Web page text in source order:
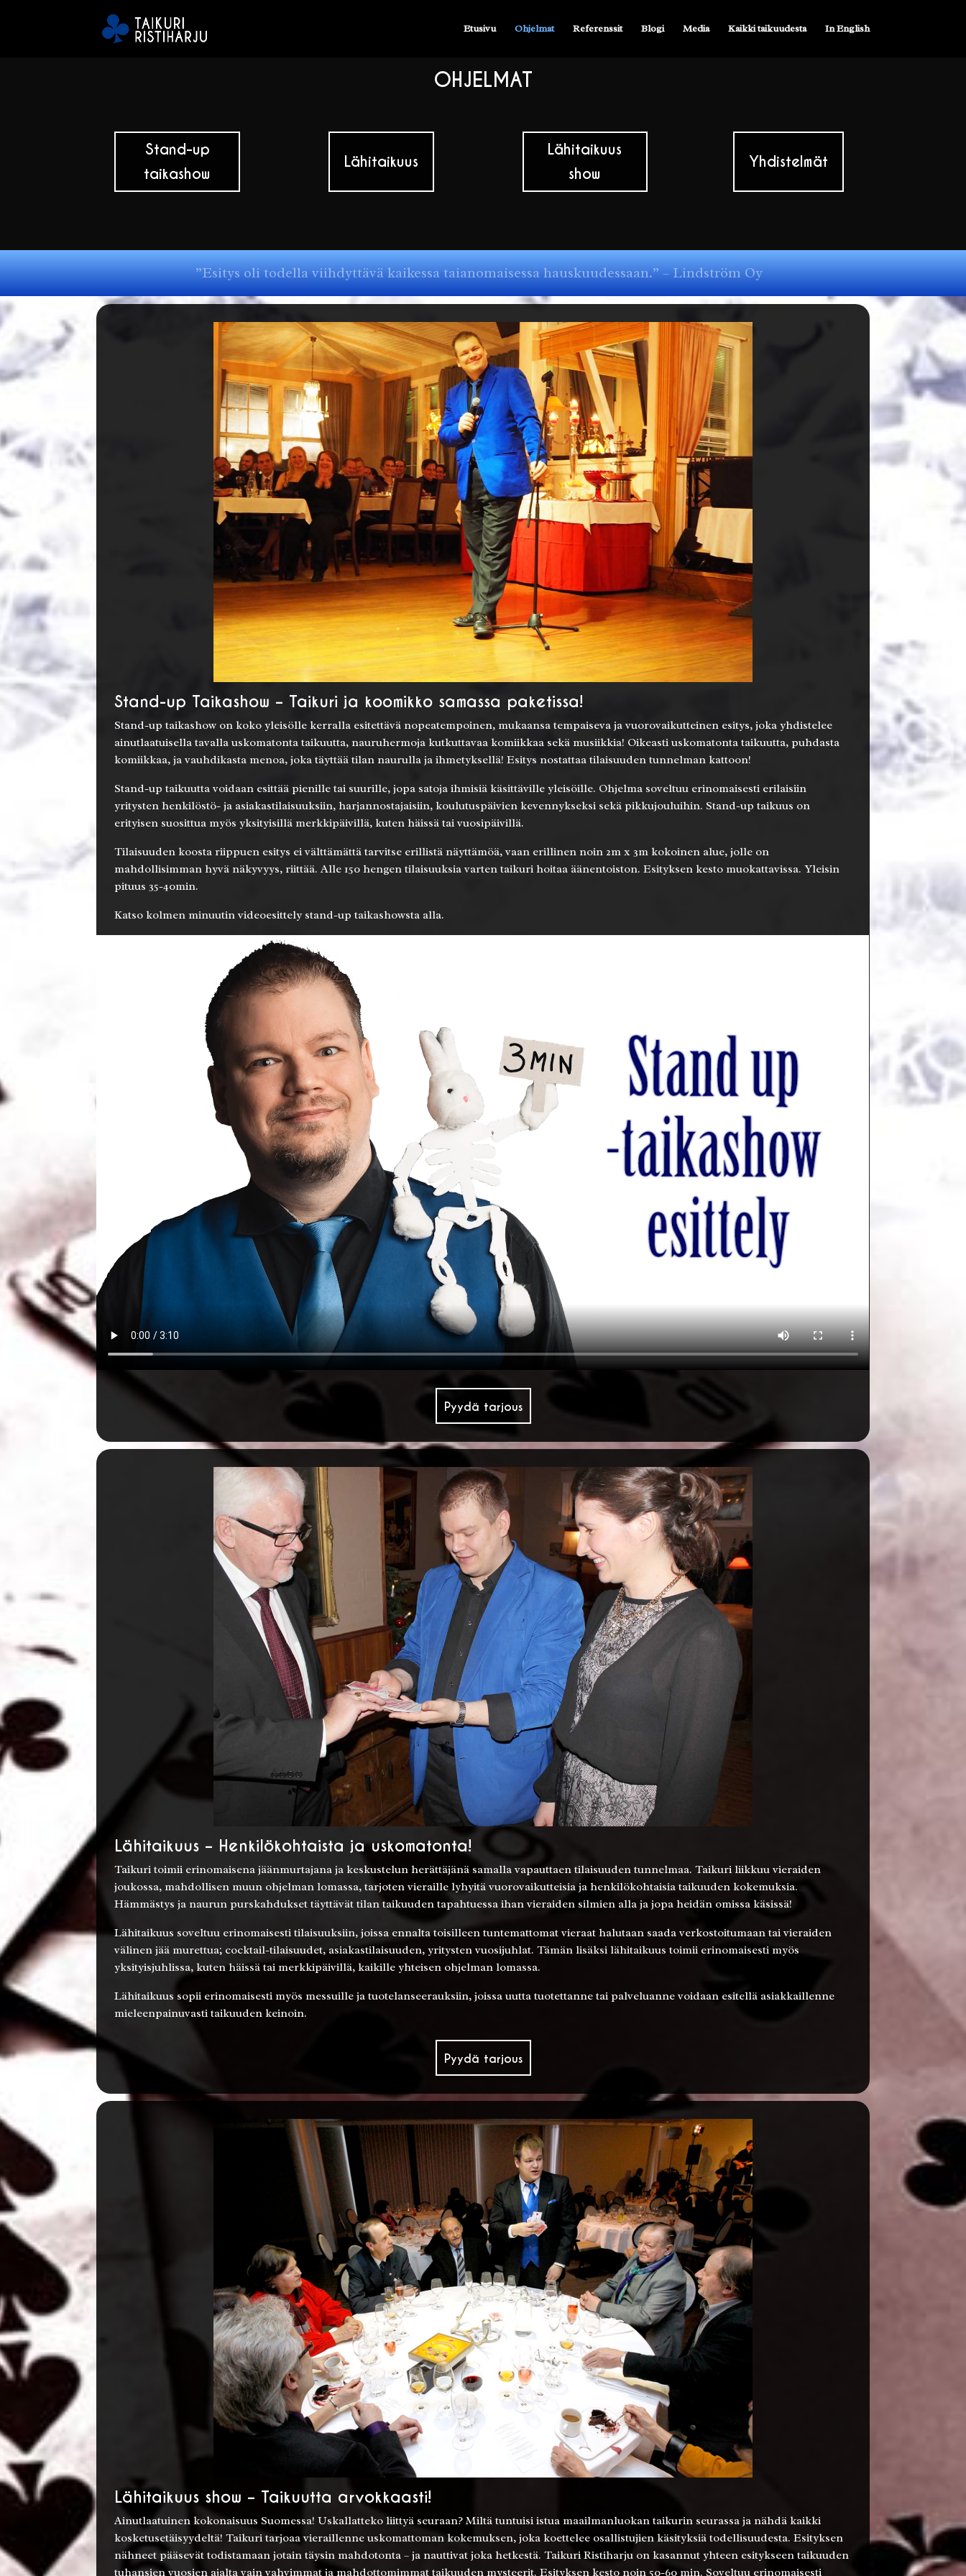
Etusivu Ohjelmat Referenssit Blogi Media Kaikki taikuudesta In English
OHJELMAT
Stand-up
taikashow
Lähitaikuus
Lähitaikuus
show
Yhdistelmät
”Esitys oli todella viihdyttävä kaikessa taianomaisessa hauskuudessaan.” – Lindström Oy
Stand-up Taikashow – Taikuri ja koomikko samassa paketissa!
Stand-up taikashow on koko yleisölle kerralla esitettävä nopeatempoinen, mukaansa tempaiseva ja vuorovaikutteinen esitys, joka yhdistelee
ainutlaatuisella tavalla uskomatonta taikuutta, nauruhermoja kutkuttavaa komiikkaa sekä musiikkia! Oikeasti uskomatonta taikuutta, puhdasta
komiikkaa, ja vauhdikasta menoa, joka täyttää tilan naurulla ja ihmetyksellä! Esitys nostattaa tilaisuuden tunnelman kattoon!
Stand-up taikuutta voidaan esittää pienille tai suurille, jopa satoja ihmisiä käsittäville yleisöille. Ohjelma soveltuu erinomaisesti erilaisiin
yritysten henkilöstö- ja asiakastilaisuuksiin, harjannostajaisiin, koulutuspäivien kevennykseksi sekä pikkujouluihin. Stand-up taikuus on
erityisen suosittua myös yksityisillä merkkipäivillä, kuten häissä tai vuosipäivillä.
Tilaisuuden koosta riippuen esitys ei välttämättä tarvitse erillistä näyttämöä, vaan erillinen noin 2m x 3m kokoinen alue, jolle on
mahdollisimman hyvä näkyvyys, riittää. Alle 150 hengen tilaisuuksia varten taikuri hoitaa äänentoiston. Esityksen kesto muokattavissa. Yleisin
pituus 35-40min.
Katso kolmen minuutin videoesittely stand-up taikashowsta alla.
Pyydä tarjous
Lähitaikuus – Henkilökohtaista ja uskomatonta!
Taikuri toimii erinomaisena jäänmurtajana ja keskustelun herättäjänä samalla vapauttaen tilaisuuden tunnelmaa. Taikuri liikkuu vieraiden
joukossa, mahdollisen muun ohjelman lomassa, tarjoten vieraille lyhyitä vuorovaikutteisia ja henkilökohtaisia taikuuden kokemuksia.
Hämmästys ja naurun purskahdukset täyttävät tilan taikuuden tapahtuessa ihan vieraiden silmien alla ja jopa heidän omissa käsissä!
Lähitaikuus soveltuu erinomaisesti tilaisuuksiin, joissa ennalta toisilleen tuntemattomat vieraat halutaan saada verkostoitumaan tai vieraiden
välinen jää murettua; cocktail-tilaisuudet, asiakastilaisuuden, yritysten vuosijuhlat. Tämän lisäksi lähitaikuus toimii erinomaisesti myös
yksityisjuhlissa, kuten häissä tai merkkipäivillä, kaikille yhteisen ohjelman lomassa.
Lähitaikuus sopii erinomaisesti myös messuille ja tuotelanseerauksiin, joissa uutta tuotettanne tai palveluanne voidaan esitellä asiakkaillenne
mieleenpainuvasti taikuuden keinoin.
Pyydä tarjous
Lähitaikuus show – Taikuutta arvokkaasti!
Ainutlaatuinen kokonaisuus Suomessa! Uskallatteko liittyä seuraan? Miltä tuntuisi istua maailmanluokan taikurin seurassa ja nähdä kaikki
kosketusetäisyydeltä! Taikuri tarjoaa vieraillenne uskomattoman kokemuksen, joka koettelee osallistujien käsityksiä todellisuudesta. Esityksen
nähneet pääsevät todistamaan jotain täysin mahdotonta – ja nauttivat joka hetkestä. Taikuri Ristiharju on kasannut yhteen esitykseen taikuuden
tuhansien vuosien ajalta vain vahvimmat ja mahdottomimmat taikuuden mysteerit. Esityksen kesto noin 50-60 min. Soveltuu erinomaisesti